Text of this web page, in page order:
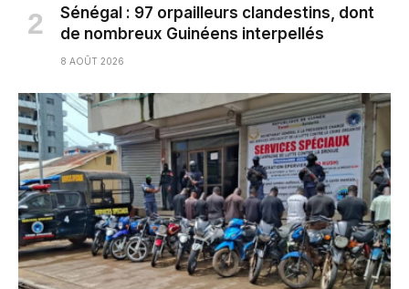
Sénégal : 97 orpailleurs clandestins, dont
de nombreux Guinéens interpellés
8 AOÛT 2026